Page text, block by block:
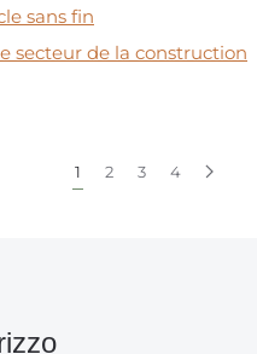
sans fin
secteur de la construction
1 2 3 4